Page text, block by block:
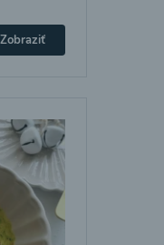
Zobraziť